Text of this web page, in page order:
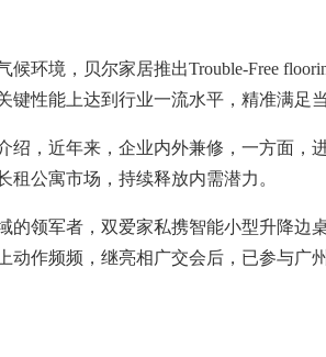
候环境，贝尔家居推出Trouble-Free
键性能上达到行业一流水平，精准满足
绍，近年来，企业内外兼修，一方面
公寓市场，持续释放内需潜力。
的领军者，双爱家私携智能小型升降
动作频频，继亮相广交会后，已参与广